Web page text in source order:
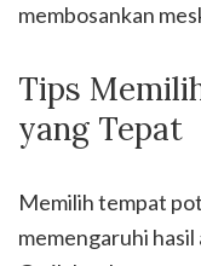
membosankan
Tips
yang Tepat
Memilih tempat
memengaruhi